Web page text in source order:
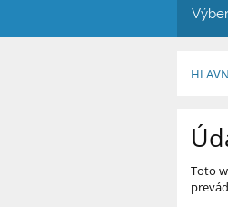
o
Toto